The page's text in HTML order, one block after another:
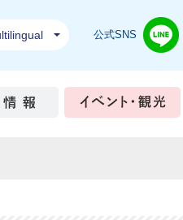
公式SNS
づくり 市政情報